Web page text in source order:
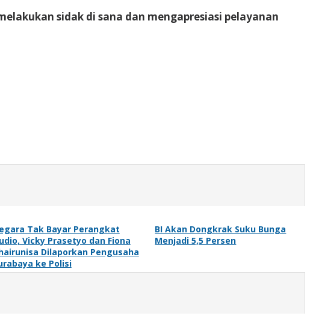
sidak di sana dan mengapresiasi pelayanan
Tak Bayar Perangkat
Vicky Prasetyo dan Fiona
Dilaporkan Pengusaha
ke Polisi
BI Akan Dongkrak Suku Bunga
Menjadi 5,5 Persen